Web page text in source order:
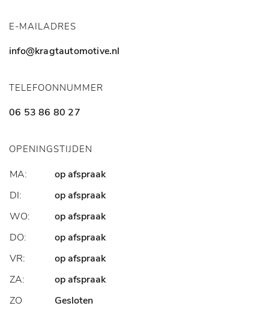
E-MAILADRES
info@kragtautomotive.nl
TELEFOONNUMMER
06 53 86 80 27
OPENINGSTIJDEN
MA:
op afspraak
DI:
op afspraak
WO:
op afspraak
DO:
op afspraak
VR:
op afspraak
ZA:
op afspraak
ZO
Gesloten